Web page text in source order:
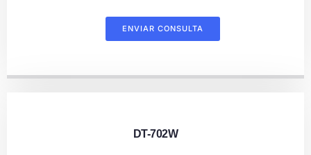
ENVIAR CONSULTA
DT-702W